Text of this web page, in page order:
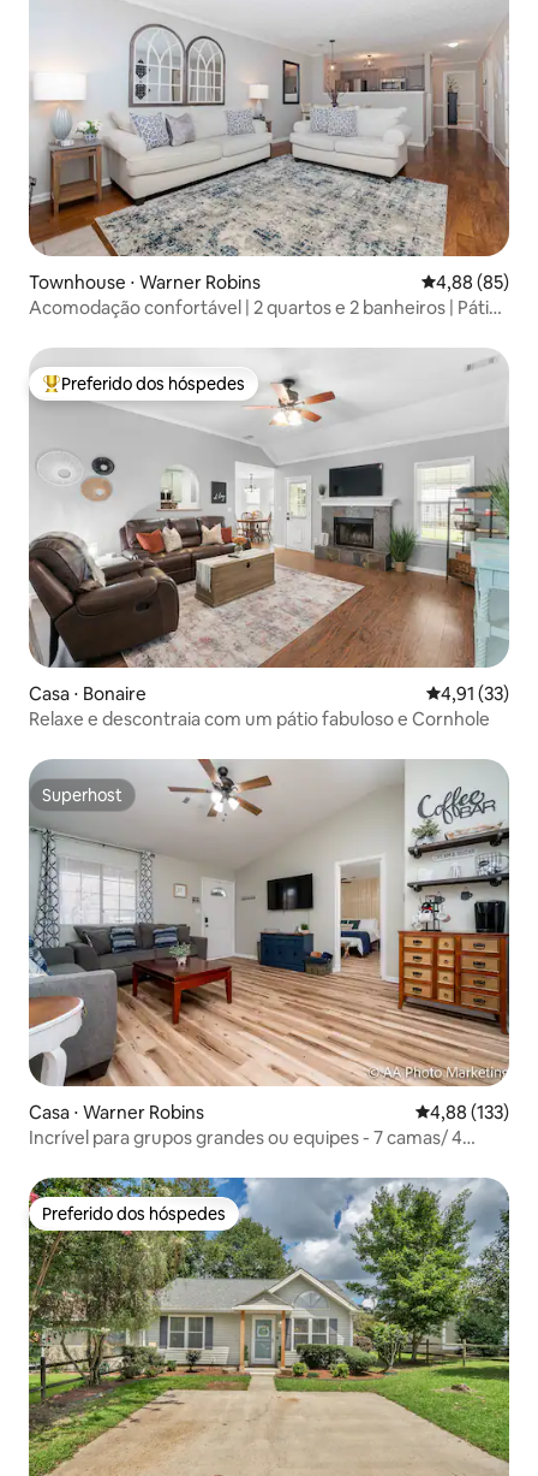
Townhouse ⋅ Warner Robins 4,88 de uma
4,88 (85)
Acomodação confortável | 2 quartos e 2 banheiros | Pátio
Entre os melhores preferidos dos hóspedes
Preferido dos hóspedes
Casa ⋅ Bonaire 4,91 de uma
4,91 (33)
Relaxe e descontraia com um pátio fabuloso e Cornhole
Superhost
Superhost
Casa ⋅ Warner Robins 4,88 de uma
4,88 (133)
Incrível para grupos grandes ou equipes - 7 camas/ 4
Preferido dos hóspedes
Preferido dos hóspedes